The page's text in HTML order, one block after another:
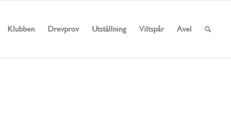
Klubben Drevprov Utställning Viltspår Avel